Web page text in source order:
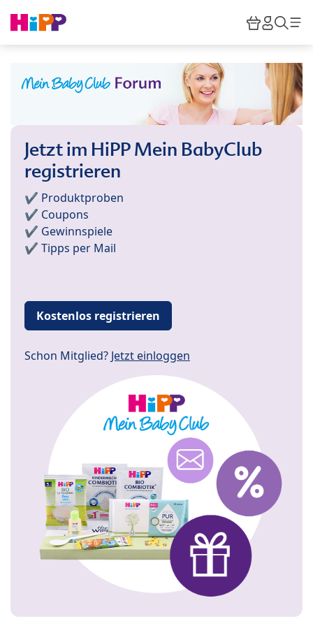
HiPP
Jetzt im HiPP Mein BabyClub
registrieren
✔️ Produktproben
✔️ Coupons
✔️ Gewinnspiele
✔️ Tipps per Mail
Kostenlos registrieren
Schon Mitglied? Jetzt einloggen